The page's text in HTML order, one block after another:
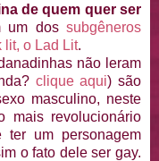
de quem quer ser
um dos subgêneros
lit, o Lad Lit.
não leram
clique aqui) são
masculino, neste
mais revolucionário
um personagem
o fato dele ser gay.